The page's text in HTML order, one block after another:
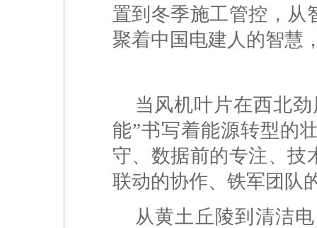
置到冬季施工管控，从
聚着中国电建人的智慧
当风机叶片在西北
能”书写着能源转型的
守、数据前的专注、技
联动的协作、铁军团队
从黄土丘陵到清洁